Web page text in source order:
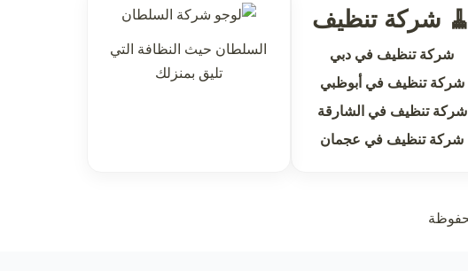
🧹 شركة تنظيف
شركة تنظيف في دبي
شركة تنظيف في أبوظبي
شركة تنظيف في الشارقة
شركة تنظيف في عجمان
السلطان حيث النظافة التي
تليق بمنزلك